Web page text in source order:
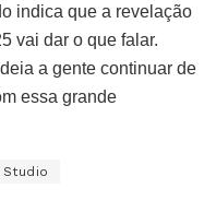
indica que a revelação
vai dar o que falar.
a gente continuar de
essa grande